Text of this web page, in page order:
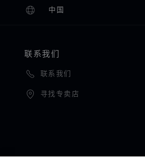
中国
本地化（更改国家/地区）
更改国家/地区
联系我们
联系我们
寻找专卖店